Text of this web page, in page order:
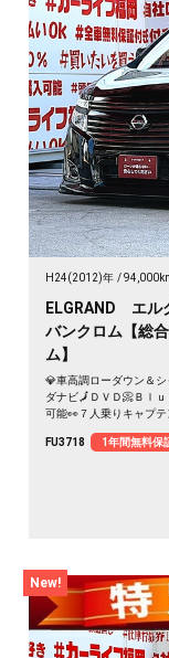
H24(2012)年
ELGRAND エ
バンクロム【総
ム】
💎車高調ローダウン＆
ダナビ🗾ＤＶＤ📀Ｂｌ
可能👀７人乗りキャプ
両側パワースライドド
FU3718 1年間無料保
New!